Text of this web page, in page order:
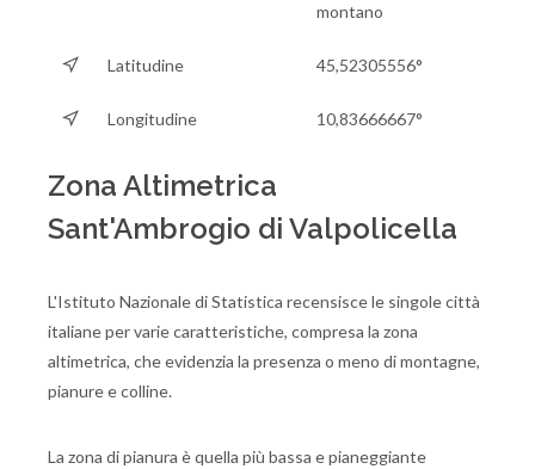
montano
Latitudine 45,52305556°
Longitudine 10,83666667°
Zona Altimetrica
Sant'Ambrogio di Valpolicella
L'Istituto Nazionale di Statistica recensisce le singole città
italiane per varie caratteristiche, compresa la zona
altimetrica, che evidenzia la presenza o meno di montagne,
pianure e colline.
La zona di pianura è quella più bassa e pianeggiante